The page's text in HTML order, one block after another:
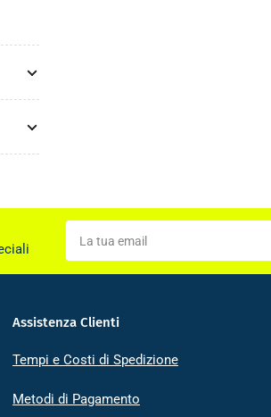
La
tua
email
Assistenza Clienti
Tempi e Costi di Spedizione
Metodi di Pagamento